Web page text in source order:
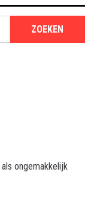
ZOEKEN
ongemakkelijk